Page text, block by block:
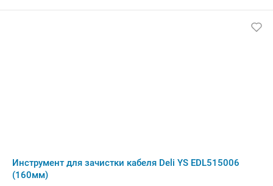
Инструмент для зачистки кабеля Deli YS EDL515006
(160мм)